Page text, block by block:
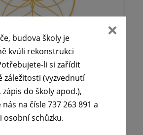
o udělení ředitelského
dr. Milady Horákové
budova školy je
kvůli rekonstrukci
li si zařídit
záležitosti (vyzvednutí
zápis do školy apod.),
na čísle 737 263 891 a
osobní schůzku.